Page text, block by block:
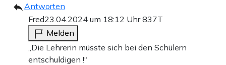
Antworten
Fred23.04.2024 um 18:12 Uhr837T
Melden
„Die Lehrerin müsste sich bei den Schülern
entschuldigen !“